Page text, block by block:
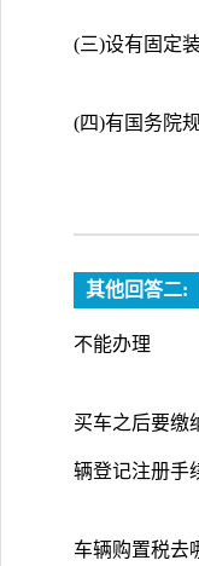
(三)设有固定
(四)有国务院
其他回答二:
不能办理
买车之后要缴
辆登记注册手
车辆购置税去